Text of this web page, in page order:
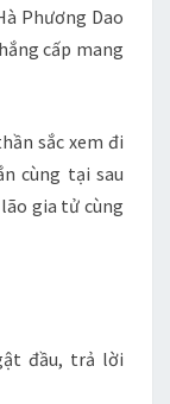
Phương Dao
cấp mang
sắc xem đi
cùng tại sau
gia tử cùng
đầu, trả lời